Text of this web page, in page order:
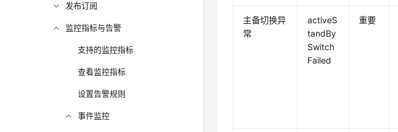
发布订阅
监控指标与告警
支持的监控指标
查看监控指标
设置告警规则
事件监控
主备切换异
常
activeS
tandBy
Switch
Failed
重要